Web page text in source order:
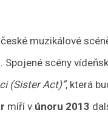
muzikálové
Spojené scény
(Sister Act)”, která
míří v únoru 2013